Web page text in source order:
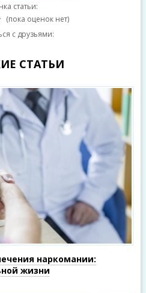
статьи:
(пока оценок нет)
с друзьями:
СТАТЬИ
наркомании:
жизни